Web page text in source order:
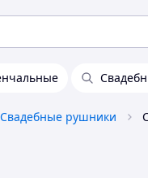
Свадебные рушники